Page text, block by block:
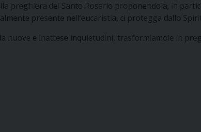
preghiera del Santo Rosario proponendola, in
presente nell’eucaristia, ci protegga dallo
nuove e inattese inquietudini, trasformiamole in